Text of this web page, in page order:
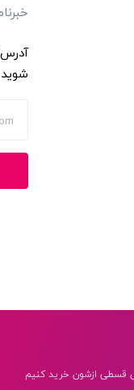
آدرس
شوید